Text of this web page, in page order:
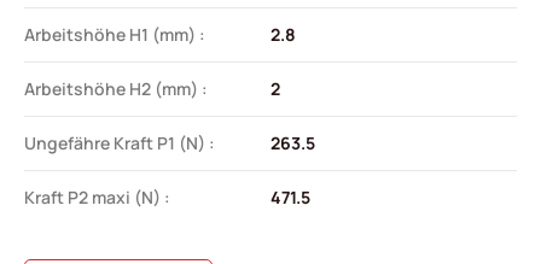
Arbeitshöhe H1 (mm) : 2.8
Arbeitshöhe H2 (mm) : 2
Ungefähre Kraft P1 (N) : 263.5
Kraft P2 maxi (N) : 471.5